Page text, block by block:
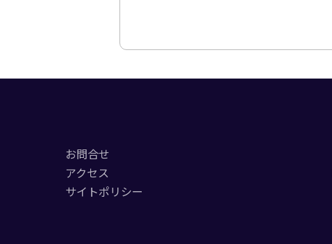
お問合せ
アクセス
サイトポリシー